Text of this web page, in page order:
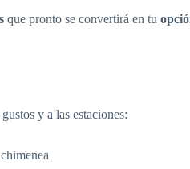
que pronto se convertirá en tu
y a las estaciones: